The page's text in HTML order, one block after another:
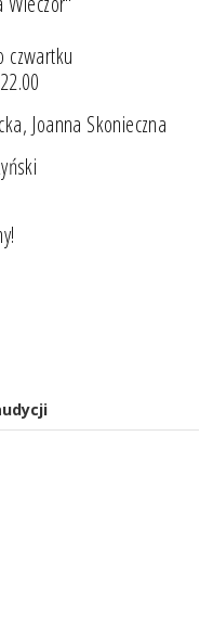
czwartku
Joanna Skonieczna